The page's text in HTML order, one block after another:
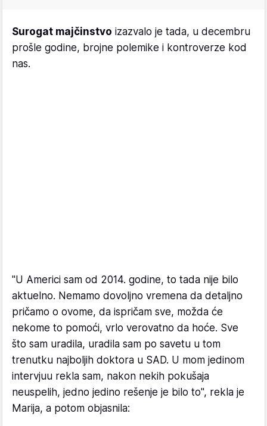
Surogat majčinstvo izazvalo je tada, u decembru
prošle godine, brojne polemike i kontroverze kod
nas.
"U Americi sam od 2014. godine, to tada nije bilo
aktuelno. Nemamo dovoljno vremena da detaljno
pričamo o ovome, da ispričam sve, možda će
nekome to pomoći, vrlo verovatno da hoće. Sve
što sam uradila, uradila sam po savetu u tom
trenutku najboljih doktora u SAD. U mom jedinom
intervjuu rekla sam, nakon nekih pokušaja
neuspelih, jedno jedino rešenje je bilo to", rekla je
Marija, a potom objasnila: